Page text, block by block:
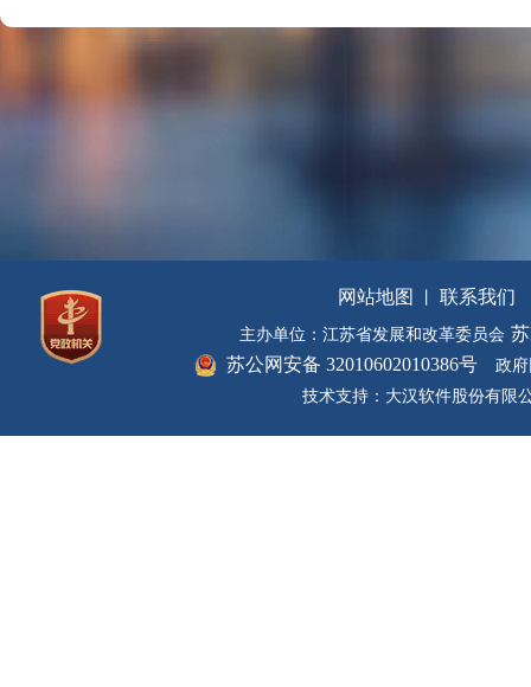
网站地图 联系我们
主办单位：江苏省发展和改革委员会
苏公网安备 32010602010386号
政府
技术支持：大汉软件股份有限